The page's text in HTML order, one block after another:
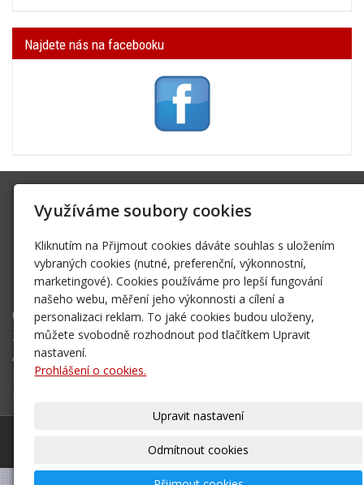
Najdete nás na facebooku
Na Spádu 2069/9, 40011 Ústí nad Labem
sktrifid@sktrifid.cz
606 64 64 99
475 504 457
Úvodní stránka
Ze života klubu
Archiv 2002 - 2006
Mapa destinací - NOVÉ!
Využíváme soubory cookies
Kliknutím na Přijmout cookies dáváte souhlas s uložením
vybraných cookies (nutné, preferenční, výkonnostní,
marketingové). Cookies používáme pro lepší fungování
našeho webu, měření jeho výkonnosti a cílení a
personalizaci reklam. To jaké cookies budou uloženy,
můžete svobodně rozhodnout pod tlačítkem Upravit
nastavení.
Prohlášení o cookies.
Upravit nastavení
Odmítnout cookies